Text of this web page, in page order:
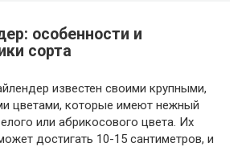
особенности и
сорта
известен своими крупными,
цветами, которые имеют нежный
или абрикосового цвета. Их
достигать 10-15 сантиметров, и